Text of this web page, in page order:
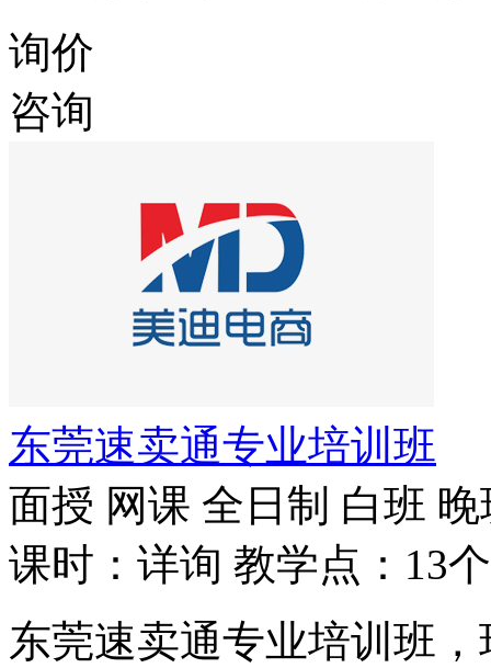
询价
咨询
东莞速卖通专业培训班
面授 网课 全日制 白班 晚
课时：详询 教学点：13个
东莞速卖通专业培训班